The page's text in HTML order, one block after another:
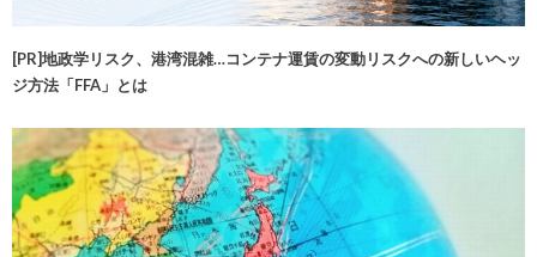
[PR]地政学リスク、港湾混雑…コンテナ運賃の変動リスクへの新しいヘッ
ジ方法「FFA」とは